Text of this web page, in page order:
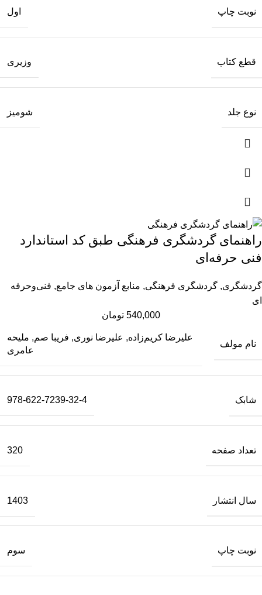
نوبت چاپ اول
قطع کتاب وزیری
نوع جلد شومیز
راهنمای گردشگری فرهنگی طبق کد استاندارد
فنی حرفه‌ای
گردشگری, گردشگری فرهنگی, منابع آزمون های جامع, فنی‌وحرفه‌
ای
540,000 تومان
نام مولف
علیرضا کریم‌زاده, علیرضا نوری, فریبا صم, ملیحه
عامری
شابک 978-622-7239-32-4
تعداد صفحه 320
سال انتشار 1403
نوبت چاپ سوم